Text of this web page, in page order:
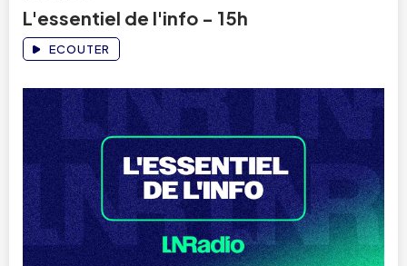
L'essentiel de l'info - 15h
ECOUTER